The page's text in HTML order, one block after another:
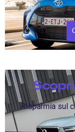
Risparmia sul